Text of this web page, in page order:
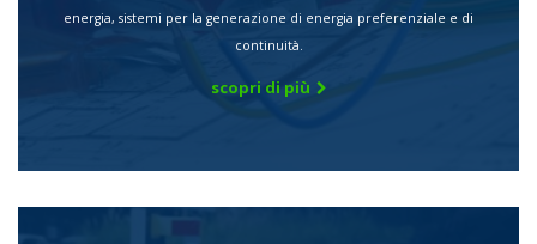
energia, sistemi per la generazione di energia preferenziale e di
continuità.
scopri di più